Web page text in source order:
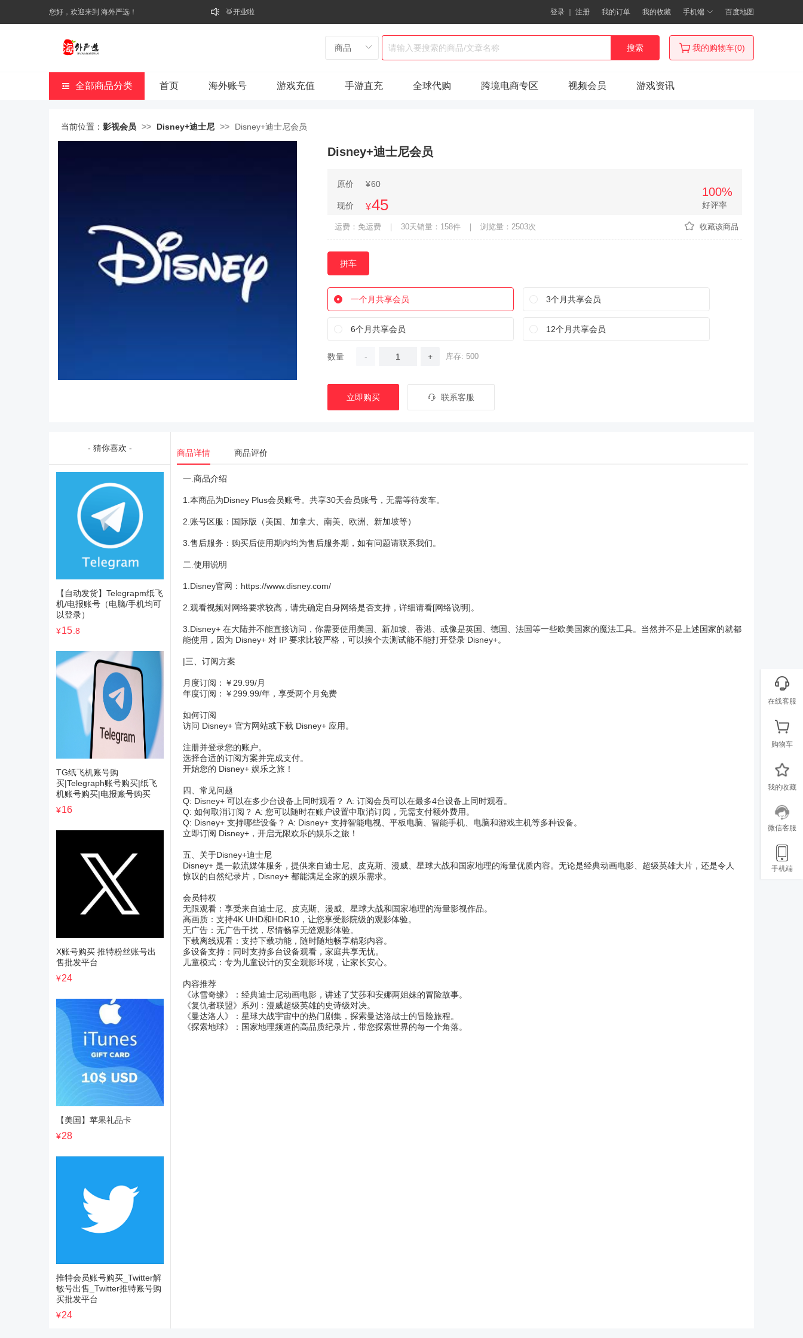
您好，欢迎来到 海外严选！ 🥁开业啦 登录 ｜ 注册 我的订单 我的收藏 手机端 百度地图
搜索 我的购物车(0)
全部商品分类 首页 海外账号 游戏充值 手游直充 全球代购 跨境电商专区 视频会员 游戏资讯
当前位置： 影视会员 >> Disney+迪士尼 >> Disney+迪士尼会员
Disney+迪士尼会员
原价 ¥60
现价 ¥45
100%
好评率
运费：免运费 30天销量：158件 浏览量：2503次 收藏该商品
拼车
一个月共享会员 3个月共享会员
6个月共享会员 12个月共享会员
数量 - + 库存: 500
立即购买 联系客服
- 猜你喜欢 -
【自动发货】Telegrapm纸飞
机/电报账号（电脑/手机均可
以登录）
¥15 .8
TG纸飞机账号购
买|Telegraph账号购买|纸飞
机账号购买|电报账号购买
¥16
X账号购买 推特粉丝账号出
售批发平台
¥24
【美国】苹果礼品卡
¥28
推特会员账号购买_Twitter解
敏号出售_Twitter推特账号购
买批发平台
¥24
商品详情 商品评价
一.商品介绍
1.本商品为Disney Plus会员账号。共享30天会员账号，无需等待发车。
2.账号区服：国际版（美国、加拿大、南美、欧洲、新加坡等）
3.售后服务：购买后使用期内均为售后服务期，如有问题请联系我们。
二.使用说明
1.Disney官网： https://www.disney.com/
2.观看视频对网络要求较高，请先确定自身网络是否支持，详细请看[网络说明]。
3.Disney+ 在大陆并不能直接访问，你需要使用美国、新加坡、香港、或像是英国、德国、法国等一些欧美国家的魔法工具。当然并不是上述国家的就都
能使用，因为 Disney+ 对 IP 要求比较严格，可以挨个去测试能不能打开登录 Disney+。
|三、订阅方案
月度订阅：￥29.99/月
年度订阅：￥299.99/年，享受两个月免费
如何订阅
访问 Disney+ 官方网站或下载 Disney+ 应用。
注册并登录您的账户。
选择合适的订阅方案并完成支付。
开始您的 Disney+ 娱乐之旅！
四、常见问题
Q: Disney+ 可以在多少台设备上同时观看？ A: 订阅会员可以在最多4台设备上同时观看。
Q: 如何取消订阅？ A: 您可以随时在账户设置中取消订阅，无需支付额外费用。
Q: Disney+ 支持哪些设备？ A: Disney+ 支持智能电视、平板电脑、智能手机、电脑和游戏主机等多种设备。
立即订阅 Disney+，开启无限欢乐的娱乐之旅！
五、关于Disney+迪士尼
Disney+ 是一款流媒体服务，提供来自迪士尼、皮克斯、漫威、星球大战和国家地理的海量优质内容。无论是经典动画电影、超级英雄大片，还是令人
惊叹的自然纪录片，Disney+ 都能满足全家的娱乐需求。
会员特权
无限观看：享受来自迪士尼、皮克斯、漫威、星球大战和国家地理的海量影视作品。
高画质：支持4K UHD和HDR10，让您享受影院级的观影体验。
无广告：无广告干扰，尽情畅享无缝观影体验。
下载离线观看：支持下载功能，随时随地畅享精彩内容。
多设备支持：同时支持多台设备观看，家庭共享无忧。
儿童模式：专为儿童设计的安全观影环境，让家长安心。
内容推荐
《冰雪奇缘》：经典迪士尼动画电影，讲述了艾莎和安娜两姐妹的冒险故事。
《复仇者联盟》系列：漫威超级英雄的史诗级对决。
《曼达洛人》：星球大战宇宙中的热门剧集，探索曼达洛战士的冒险旅程。
《探索地球》：国家地理频道的高品质纪录片，带您探索世界的每一个角落。
在线客服
购物车
我的收藏
微信客服
手机端